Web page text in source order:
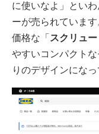
に使いなよ」とい
ーが売られていま
価格な「 スクリュー
やすいコンパクト
りのデザインにな